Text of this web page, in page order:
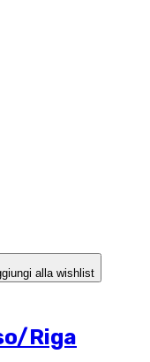
alla wishlist
Riga